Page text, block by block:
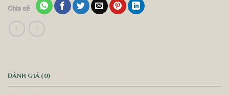
Chia sẽ
ĐÁNH GIÁ (0)